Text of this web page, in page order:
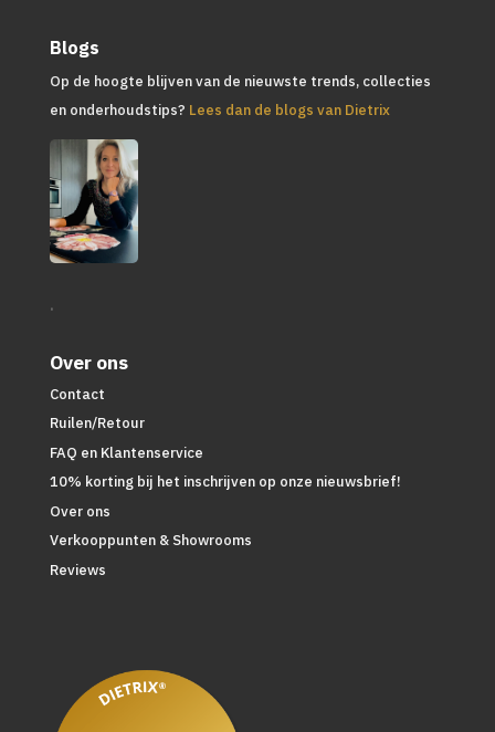
Blogs
Op de hoogte blijven van de nieuwste trends, collecties
en onderhoudstips? Lees dan de blogs van Dietrix
.
Over ons
Contact
Ruilen/Retour
FAQ en Klantenservice
10% korting bij het inschrijven op onze nieuwsbrief!
Over ons
Verkooppunten & Showrooms
Reviews